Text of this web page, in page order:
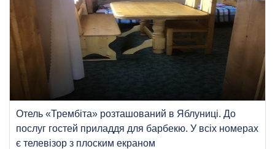
Отель «Трембіта» розташований в Яблуниці. До
послуг гостей приладдя для барбекю. У всіх номерах
є телевізор з плоским екраном